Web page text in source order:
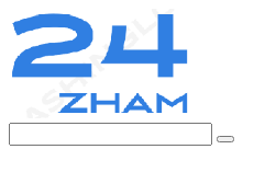
Перейти
к
контенту